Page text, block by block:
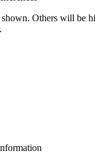
shown. Others will be